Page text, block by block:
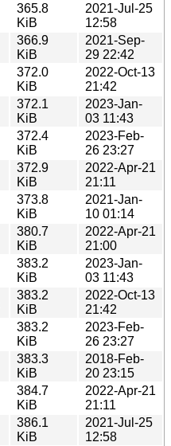
365.8
KiB
2021-Jul-25
12:58
366.9
KiB
2021-Sep-
29 22:42
372.0
KiB
2022-Oct-13
21:42
372.1
KiB
2023-Jan-
03 11:43
372.4
KiB
2023-Feb-
26 23:27
372.9
KiB
2022-Apr-21
21:11
373.8
KiB
2021-Jan-
10 01:14
380.7
KiB
2022-Apr-21
21:00
383.2
KiB
2023-Jan-
03 11:43
383.2
KiB
2022-Oct-13
21:42
383.2
KiB
2023-Feb-
26 23:27
383.3
KiB
2018-Feb-
20 23:15
384.7
KiB
2022-Apr-21
21:11
386.1
KiB
2021-Jul-25
12:58